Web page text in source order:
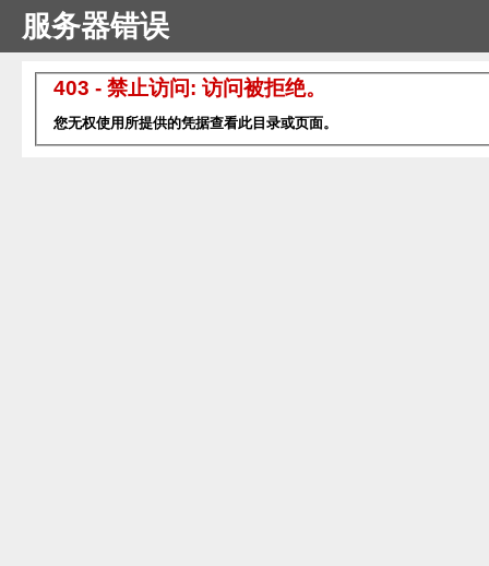
服务器错误
403 - 禁止访问: 访问被拒绝。
您无权使用所提供的凭据查看此目录或页面。